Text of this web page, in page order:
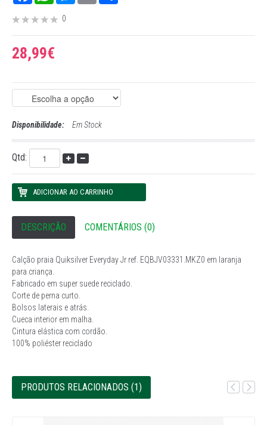
0
28,99€
Disponibilidade: Em Stock
Qtd:
DESCRIÇÃO COMENTÁRIOS (0)
Calção praia Quiksilver Everyday Jr ref. EQBJV03331.MKZ0 em laranja
para criança.
Fabricado em super suede reciclado.
Corte de perna curto.
Bolsos laterais e atrás.
Cueca interior em malha.
Cintura elástica com cordão.
100% poliéster reciclado
PRODUTOS RELACIONADOS (1)